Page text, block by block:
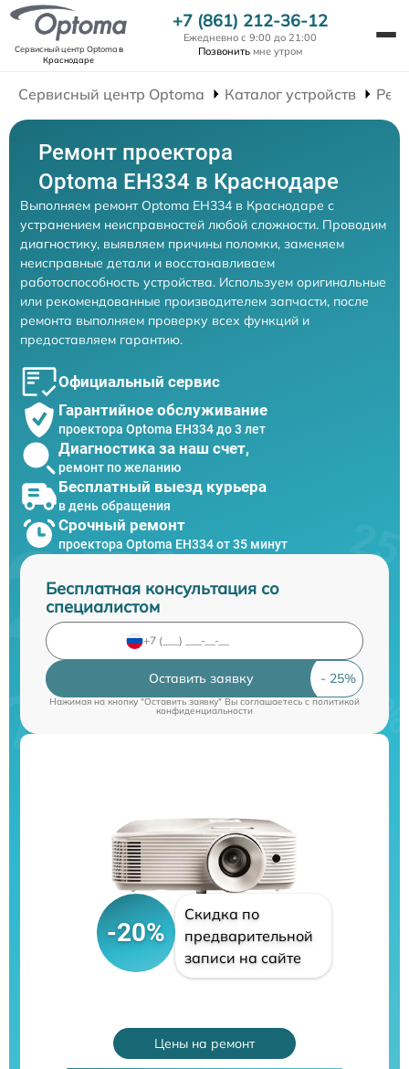
Сервисный центр Optomaв
Краснодаре
+7 (861) 212-36-12
Ежедневно с 9:00 до 21:00
Позвонить мне утром
Сервисный центр Optoma Каталог устройств
Ремонт проектора
Optoma EH334 в Краснодаре
Выполняем ремонт Optoma EH334 в Краснодаре с
устранением неисправностей любой сложности. Проводим
диагностику, выявляем причины поломки, заменяем
неисправные детали и восстанавливаем
работоспособность устройства. Используем оригинальные
или рекомендованные производителем запчасти, после
ремонта выполняем проверку всех функций и
предоставляем гарантию.
Официальный сервис
Гарантийное обслуживание
проектора Optoma EH334 до 3 лет
Диагностика за наш счет,
ремонт по желанию
Бесплатный выезд курьера
в день обращения
Срочный ремонт
проектора Optoma EH334 от 35 минут
Бесплатная консультация со
специалистом
Оставить заявку
Нажимая на кнопку "Оставить заявку" Вы соглашаетесь cполитикой
конфиденциальности
-20%
Скидка по
предварительной
записи на сайте
Цены на ремонт